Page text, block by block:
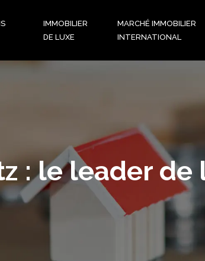
IMMOBILIER
DE LUXE
MARCHÉ IMMOBILIER
INTERNATIONAL
: le leader